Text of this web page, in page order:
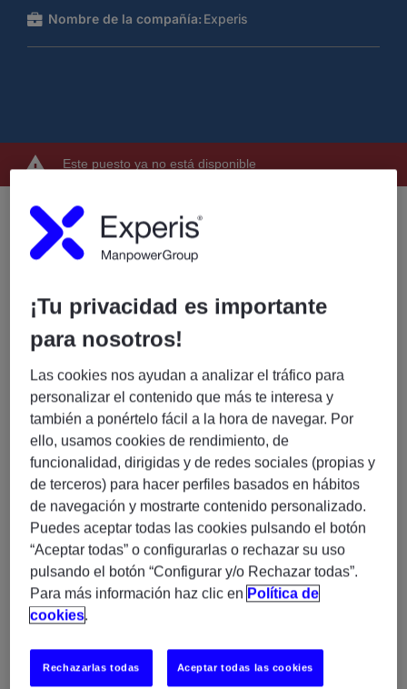
Nombre de la compañía: Experis
Este puesto ya no está disponible
¿Tienes experiencia comoBusiness Analyst IT
seniory te motiva trabajar en un entorno internacional,
altamente analítico y orientado a la
¿Te interesa un proyecto donde podrás
conectar
negocio, ciencia y tecnología
con equipos multidisciplinares y soluciones basadas
en datos para la toma de decisiones?
En Experis España
, estamos buscando
un/a
Business Analyst senior
con experiencia en
entornos de datos, regulación o ciencias de la vida,
para incorporarse a un proyecto internacional centrado
en
seguridad alimentaria y gestión de riesgos de
contaminantes.
Lo que vas a hacer (y aprender)
Aquí no vienes solo a recopilar requisitos: vas a
trabajar en la intersección entre
negocio, ciencia y
tecnología
complejas en soluciones digitales reales.
• Recopilar y documentar requisitos de negocio en
¡Tu privacidad es importante
para nosotros!
Las cookies nos ayudan a analizar el tráfico para
personalizar el contenido que más te interesa y
también a ponértelo fácil a la hora de navegar. Por
ello, usamos cookies de rendimiento, de
funcionalidad, dirigidas y de redes sociales (propias y
de terceros) para hacer perfiles basados en hábitos
de navegación y mostrarte contenido personalizado.
Puedes aceptar todas las cookies pulsando el botón
“Aceptar todas” o configurarlas o rechazar su uso
pulsando el botón “Configurar y/o Rechazar todas”.
Para más información haz clic en Política de
cookies.
Rechazarlas todas Aceptar todas las cookies